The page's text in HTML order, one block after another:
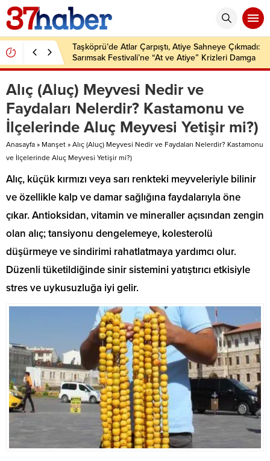
Taşköprü’de Atlar Çarpıştı, Atiye Sahneye Çıkmadı:
Sarımsak Festivali’ne “At ve Atiye” Krizleri Damga
Vurdu!
Alıç (Aluç) Meyvesi Nedir ve
Faydaları Nelerdir? Kastamonu ve
İlçelerinde Aluç Meyvesi Yetişir mi?)
Anasayfa » Manşet » Alıç (Aluç) Meyvesi Nedir ve Faydaları Nelerdir? Kastamonu
ve İlçelerinde Aluç Meyvesi Yetişir mi?)
Alıç, küçük kırmızı veya sarı renkteki meyveleriyle bilinir
ve özellikle kalp ve damar sağlığına faydalarıyla öne
çıkar. Antioksidan, vitamin ve mineraller açısından zengin
olan alıç; tansiyonu dengelemeye, kolesterolü
düşürmeye ve sindirimi rahatlatmaya yardımcı olur.
Düzenli tüketildiğinde sinir sistemini yatıştırıcı etkisiyle
stres ve uykusuzluğa iyi gelir.